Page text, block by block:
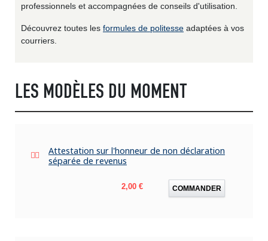
professionnels et accompagnées de conseils d'utilisation.
Découvrez toutes les formules de politesse adaptées à vos
courriers.
LES MODÈLES DU MOMENT
Attestation sur l'honneur de non déclaration
séparée de revenus
Prix
2,00 € COMMANDER